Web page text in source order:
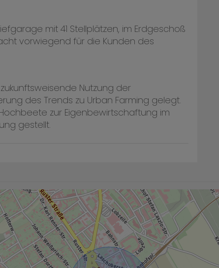
mit 41 Stellplätzen, im Erdgeschoß
vorwiegend für die Kunden des
Nutzung der
des Trends zu Urban Farming gelegt.
zur Eigenbewirtschaftung im
gestellt.